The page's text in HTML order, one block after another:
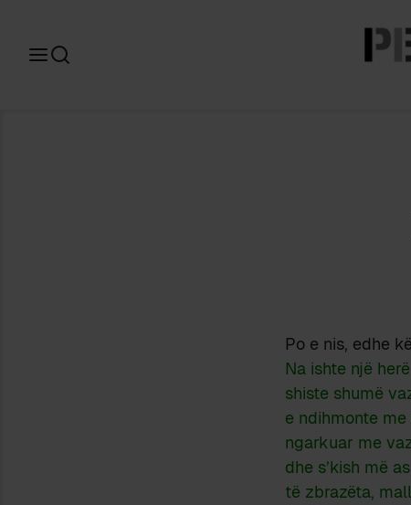
Po e nis, edhe
Na ishte një
shiste shumë
e ndihmonte
ngarkuar me
dhe s’kish më
të zbrazëta,